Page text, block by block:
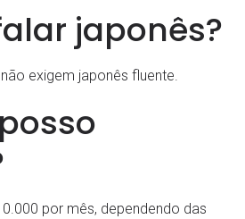
japonês?
exigem japonês fluente.
por mês, dependendo das